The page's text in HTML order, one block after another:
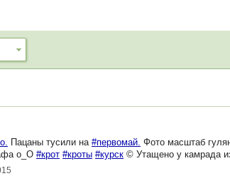
Пацаны тусили на #первомай. Фото масштаб
о_О #крот #кроты #курск © Утащено у камрада